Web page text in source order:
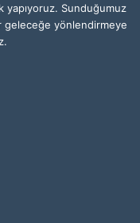
yapıyoruz. Sunduğumuz
geleceğe yönlendirmeye